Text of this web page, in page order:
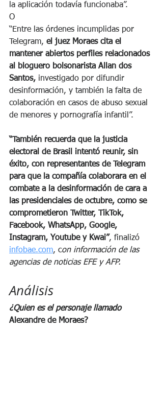
la aplicación todavía funcionaba”.
O
“Entre las órdenes incumplidas por
Telegram, el juez Moraes cita el
mantener abiertos perfiles relacionados
al bloguero bolsonarista Allan dos
Santos, investigado por difundir
desinformación, y también la falta de
colaboración en casos de abuso sexual
de menores y pornografía infantil”.
“También recuerda que la justicia
electoral de Brasil intentó reunir, sin
éxito, con representantes de Telegram
para que la compañía colaborara en el
combate a la desinformación de cara a
las presidenciales de octubre, como se
comprometieron Twitter, TikTok,
Facebook, WhatsApp, Google,
Instagram, Youtube y Kwai”, finalizó
infobae.com, con información de las
agencias de noticias EFE y AFP.
Análisis
¿Quien es el personaje llamado
Alexandre de Moraes?